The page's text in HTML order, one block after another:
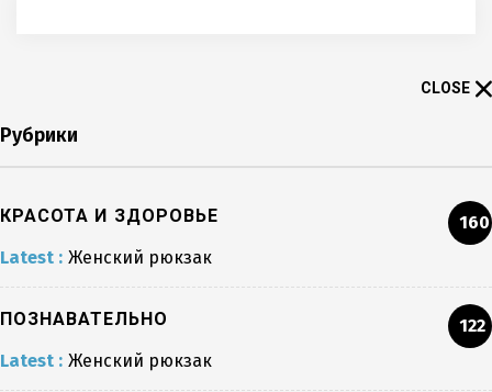
CLOSE
Рубрики
КРАСОТА И ЗДОРОВЬЕ
160
Latest : Женский рюкзак
ПОЗНАВАТЕЛЬНО
122
Latest : Женский рюкзак